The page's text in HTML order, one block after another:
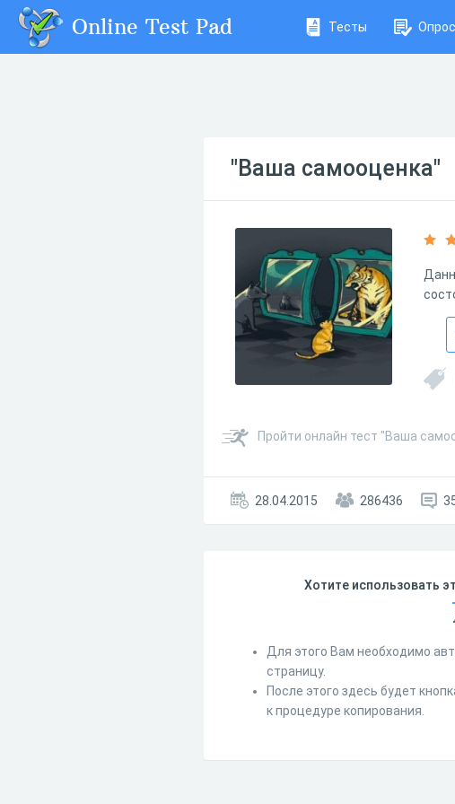
Online Test Pad Тесты
"Ваша самооценка"
Пройти онлайн тест "Ваша
28.04.2015 286436
Хотите использовать
Для этого Вам необходимо
страницу.
После этого здесь будет
к процедуре копирования.